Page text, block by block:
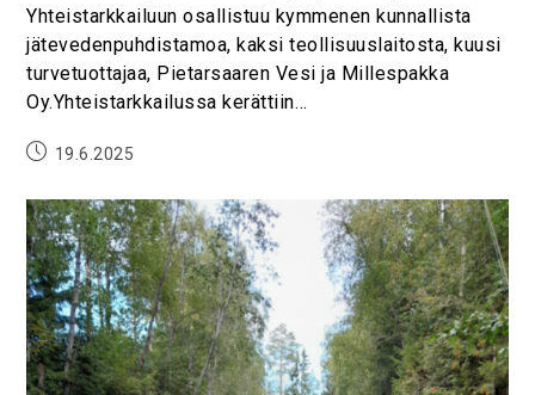
Yhteistarkkailuun osallistuu kymmenen kunnallista
jätevedenpuhdistamoa, kaksi teollisuuslaitosta, kuusi
turvetuottajaa, Pietarsaaren Vesi ja Millespakka
Oy.Yhteistarkkailussa kerättiin…
19.6.2025